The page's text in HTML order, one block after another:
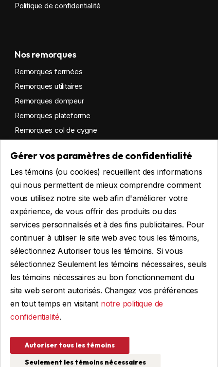
Gérer vos paramètres de confidentialité
Les témoins (ou cookies) recueillent des informations
qui nous permettent de mieux comprendre comment
vous utilisez notre site web afin d'améliorer votre
expérience, de vous offrir des produits ou des
services personnalisés et à des fins publicitaires. Pour
continuer à utiliser le site web avec tous les témoins,
sélectionnez Autoriser tous les témoins. Si vous
sélectionnez Seulement les témoins nécessaires, seuls
les témoins nécessaires au bon fonctionnement du
site web seront autorisés. Changez vos préférences
en tout temps en visitant notre politique de
confidentialité.
Autoriser tous les témoins
Seulement les témoins nécessaires
Politique de confidentialité
Nos remorques
Remorques fermées
Remorques utilitaires
Remorques dompeur
Remorques plateforme
Remorques col de cygne
Remorques sur mesure
Location
Obtenir du financement
Financement commercial
Financement personnel
FAIRE UNE DEMANDE
© 2026 Remorques WBA, TOUS DROITS RÉSERVÉS
Conception et programmation : IGM Informatique inc